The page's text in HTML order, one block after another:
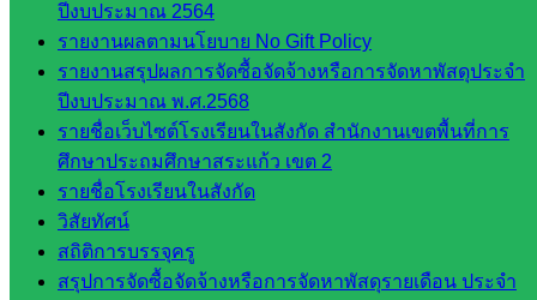
ปีงบประมาณ 2564
รายงานผลตามนโยบาย No Gift Policy
รายงานสรุปผลการจัดซื้อจัดจ้างหรือการจัดหาพัสดุประจำ
ปีงบประมาณ พ.ศ.2568
รายชื่อเว็บไซต์โรงเรียนในสังกัด สำนักงานเขตพื้นที่การ
ศึกษาประถมศึกษาสระแก้ว เขต 2
รายชื่อโรงเรียนในสังกัด
วิสัยทัศน์
สถิติการบรรจุครู
สรุปการจัดซื้อจัดจ้างหรือการจัดหาพัสดุรายเดือน ประจำ
และแผน
กลุ่มส่ง
เสริมการ
จัดการ
ศึกษา
กลุ่ม
บริหาร
งาน
บุคคล
กลุ่ม